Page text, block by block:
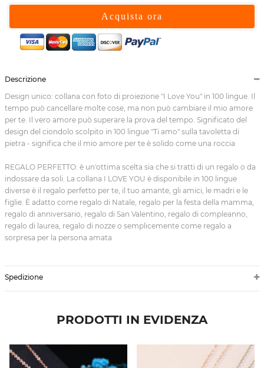
Acquista ora
Descrizione
Design unico: collana con foto di proiezione "I Love You" in 100 lingue. Il
tempo può cancellare molte cose, ma non può cambiare il mio amore
per te. Il vero amore può superare la prova del tempo. Significato del
design del ciondolo scolpito in 100 lingue "Ti amo" sulla tavoletta di
pietra - significa che il mio amore per te è solido come una roccia
REGALO PERFETTO: è un'ottima scelta sia che si tratti di un regalo o da
indossare da soli. La collana I LOVE YOU è disponibile in 100 lingue
diverse è il regalo perfetto per te, il tuo amante, gli amici, le madri e le
figlie. È adatto come regalo di Natale, regalo per la festa della mamma,
regalo di anniversario, regalo di San Valentino, regalo di compleanno,
regalo di laurea, regalo di nozze o semplicemente come regalo a
sorpresa per la persona amata
Spedizione
PRODOTTI IN EVIDENZA